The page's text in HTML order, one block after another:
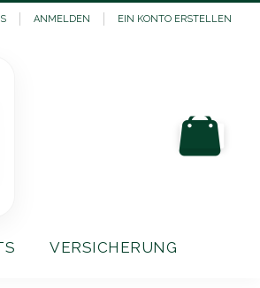
ANMELDEN EIN KONTO ERSTELLEN
VERSICHERUNG